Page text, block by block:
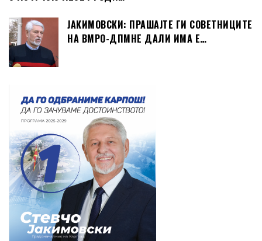
ЈАКИМОВСКИ: ПРАШАЈТЕ ГИ СОВЕТНИЦИТЕ
НА ВМРО-ДПМНЕ ДАЛИ ИМА Е…